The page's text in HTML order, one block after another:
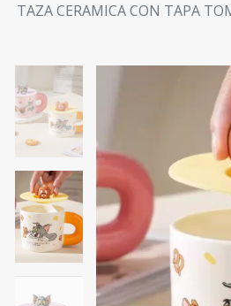
TAZA CERAMICA CON TAPA